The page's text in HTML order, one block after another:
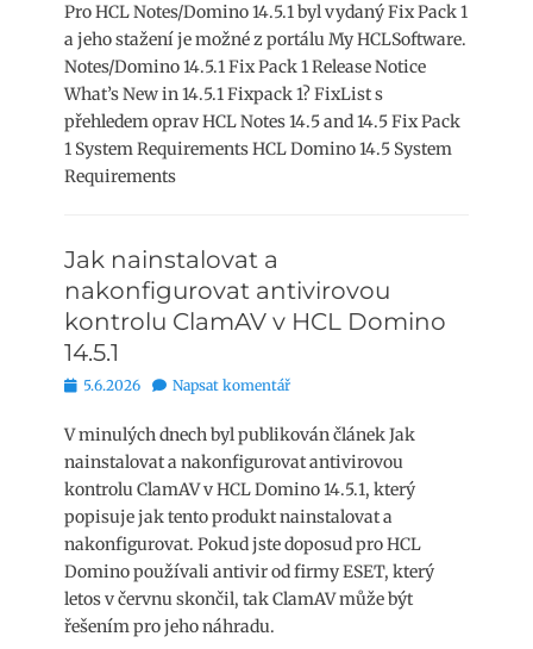
Pro HCL Notes/Domino 14.5.1 byl vydaný Fix Pack 1
a jeho stažení je možné z portálu My HCLSoftware.
Notes/Domino 14.5.1 Fix Pack 1 Release Notice
What’s New in 14.5.1 Fixpack 1? FixList s
přehledem oprav HCL Notes 14.5 and 14.5 Fix Pack
1 System Requirements HCL Domino 14.5 System
Requirements
Jak nainstalovat a
nakonfigurovat antivirovou
kontrolu ClamAV v HCL Domino
14.5.1
Publikováno
5.6.2026 Napsat komentář
V minulých dnech byl publikován článek Jak
nainstalovat a nakonfigurovat antivirovou
kontrolu ClamAV v HCL Domino 14.5.1, který
popisuje jak tento produkt nainstalovat a
nakonfigurovat. Pokud jste doposud pro HCL
Domino používali antivir od firmy ESET, který
letos v červnu skončil, tak ClamAV může být
řešením pro jeho náhradu.